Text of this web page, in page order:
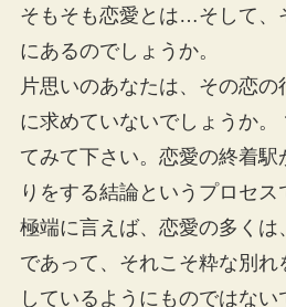
そもそも恋愛とは…そして、
にあるのでしょうか。
片思いのあなたは、その恋
に求めていないでしょうか。
てみて下さい。恋愛の終着
りをする結論というプロセ
極端に言えば、恋愛の多くは
であって、それこそ粋な別れ
しているようにものではない